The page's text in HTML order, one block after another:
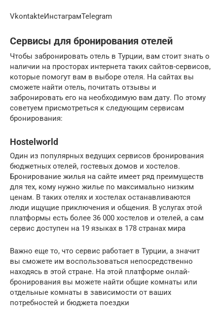
VkontakteИнстаграмTelegram
Сервисы для бронирования отелей
Чтобы забронировать отель в Турции, вам стоит знать о
наличии на просторах интернета таких сайтов-сервисов,
которые помогут вам в выборе отеля. На сайтах вы
сможете найти отель, почитать отзывы и
забронировать его на необходимую вам дату. По этому
советуем присмотреться к следующим сервисам
бронирования:
Hostelworld
Один из популярных ведущих сервисов бронирования
бюджетных отелей, гостевых домов и хостелов.
Бронирование жилья на сайте имеет ряд преимуществ
для тех, кому нужно жилье по максимально низким
ценам. В таких отелях и хостелах останавливаются
люди ищущие приключения и общения. В услугах этой
платформы есть более 36 000 хостелов и отелей, а сам
сервис доступен на 19 языках в 178 странах мира
Важно еще то, что сервис работает в Турции, а значит
вы сможете им воспользоваться непосредственно
находясь в этой стране. На этой платформе онлай-
бронирования вы можете найти общие комнаты или
отдельные комнаты в зависимости от ваших
потребностей и бюджета поездки